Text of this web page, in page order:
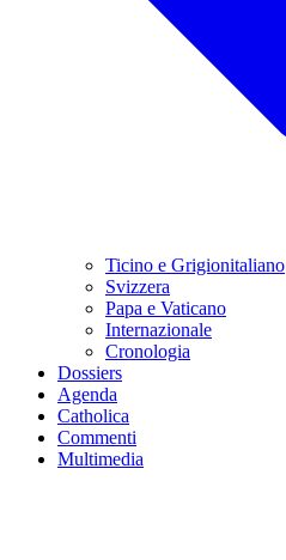
Ticino e Grigionitaliano
Svizzera
Papa e Vaticano
Internazionale
Cronologia
Dossiers
Agenda
Catholica
Commenti
Multimedia